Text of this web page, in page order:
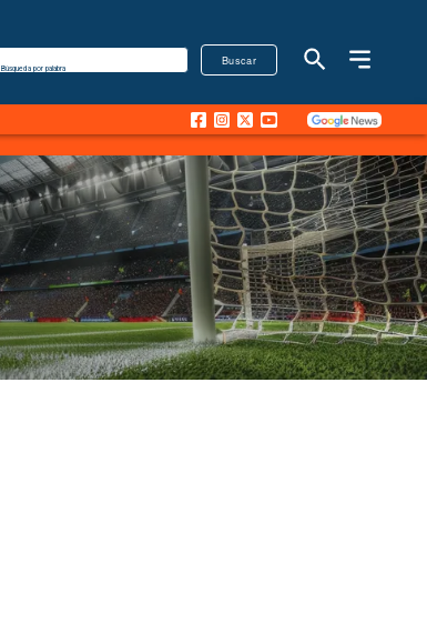
Buscar
Búsqueda por palabra